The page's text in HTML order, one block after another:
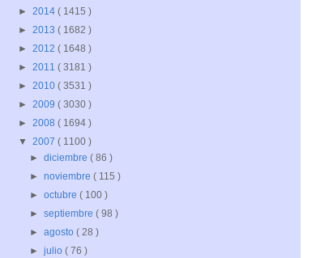
► 2014 ( 1415 )
► 2013 ( 1682 )
► 2012 ( 1648 )
► 2011 ( 3181 )
► 2010 ( 3531 )
► 2009 ( 3030 )
► 2008 ( 1694 )
▼ 2007 ( 1100 )
►diciembre( 86 )
►noviembre( 115 )
►octubre( 100 )
►septiembre( 98 )
►agosto( 28 )
►julio( 76 )